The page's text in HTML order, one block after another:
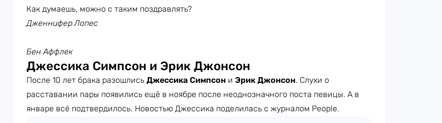
Как думаешь, можно с таким поздравлять?
Дженнифер Лопес
Бен Аффлек
Джессика Симпсон и Эрик Джонсон
После 10 лет брака разошлись Джессика Симпсон и Эрик Джонсон. Слухи о
расставании пары появились ещё в ноябре после неоднозначного поста певицы. А в
январе всё подтвердилось. Новостью Джессика поделилась с журналом People.